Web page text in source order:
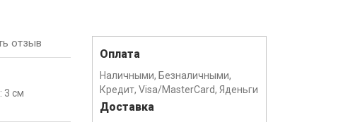
отзыв
3 см
Оплата
Наличными, Безналичными,
Кредит, Visa/MasterCard, Яденьги
Доставка